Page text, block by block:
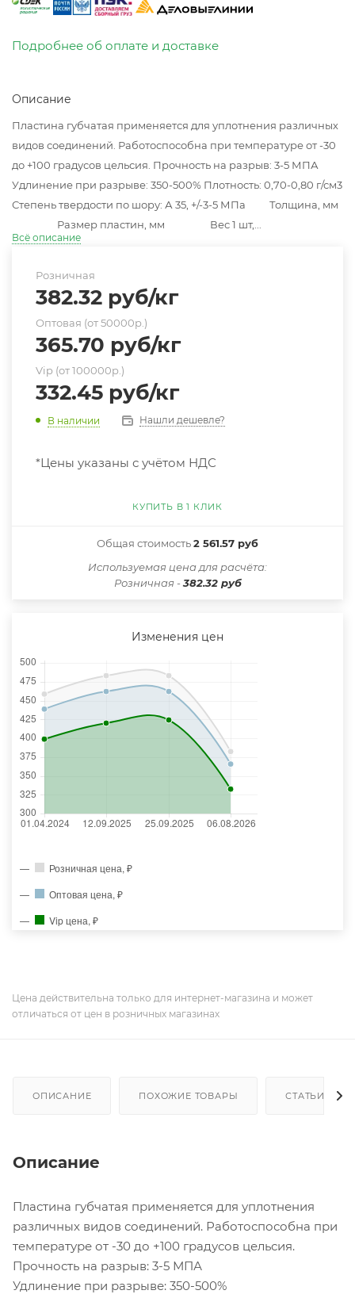
Подробнее об оплате и доставке
Описание
Пластина губчатая применяется для уплотнения различных
видов соединений. Работоспособна при температуре от -30
до +100 градусов цельсия. Прочность на разрыв: 3-5 МПА
Удлинение при разрыве: 350-500% Плотность: 0,70-0,80 г/см3
Степень твердости по шору: А 35, +/-3-5 МПа Толщина, мм
Размер пластин, мм Вес 1 шт,...
Всё описание
Розничная
382.32 руб/кг
Оптовая (от 50000р.)
365.70 руб/кг
Vip (от 100000р.)
332.45 руб/кг
В наличии Нашли дешевле?
*Цены указаны с учётом НДС
КУПИТЬ В 1 КЛИК
Общая стоимость2 561.57 руб
Иcпользуемая цена для расчёта:
Розничная -382.32 руб
Изменения цен
Розничная цена, ₽
Оптовая цена, ₽
Vip цена, ₽
Цена действительна только для интернет-магазина и может
отличаться от цен в розничных магазинах
ОПИСАНИЕ ПОХОЖИЕ ТОВАРЫ СТАТЬИ
Описание
Пластина губчатая применяется для уплотнения
различных видов соединений. Работоспособна при
температуре от -30 до +100 градусов цельсия.
Прочность на разрыв: 3-5 МПА
Удлинение при разрыве: 350-500%